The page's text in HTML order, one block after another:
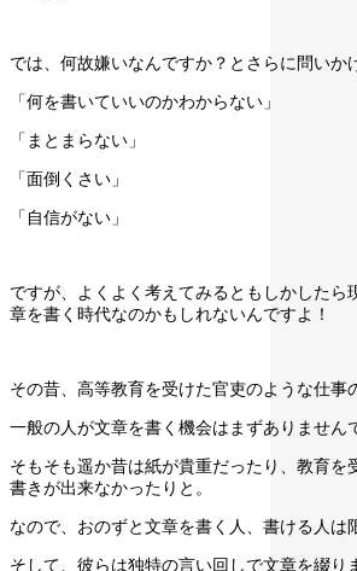
では、何故嫌いなんですか？とさらに問いか
「何を書いていいのかわからない」
「まとまらない」
「面倒くさい」
「自信がない」
ですが、よくよく考えてみるともしかしたら
章を書く時代なのかもしれないんですよ！
その昔、高等教育を受けた官吏のような仕事
一般の人が文章を書く機会はまずありません
そもそも遥か昔は紙が貴重だったり、教育を
書きが出来なかったりと。
なので、おのずと文章を書く人、書ける人は
そして、彼らは独特の言い回しで文章を綴り